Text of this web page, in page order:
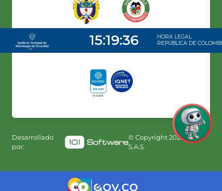
Desarrollado
por:
© Copyright2026101
S.A.S.